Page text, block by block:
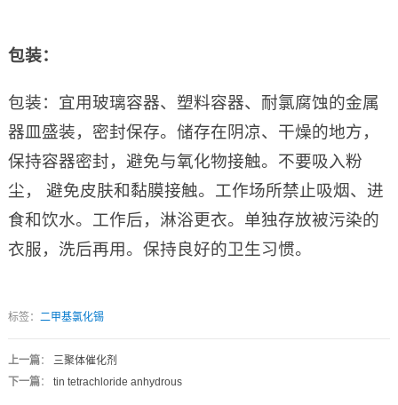
包装：
包装：宜用玻璃容器、塑料容器、耐氯腐蚀的金属
器皿盛装，密封保存。储存在阴凉、干燥的地方，
保持容器密封，避免与氧化物接触。不要吸入粉
尘， 避免皮肤和黏膜接触。工作场所禁止吸烟、进
食和饮水。工作后，淋浴更衣。单独存放被污染的
衣服，洗后再用。保持良好的卫生习惯。
标签： 二甲基氯化锡
上一篇： 三聚体催化剂
下一篇： tin tetrachloride anhydrous